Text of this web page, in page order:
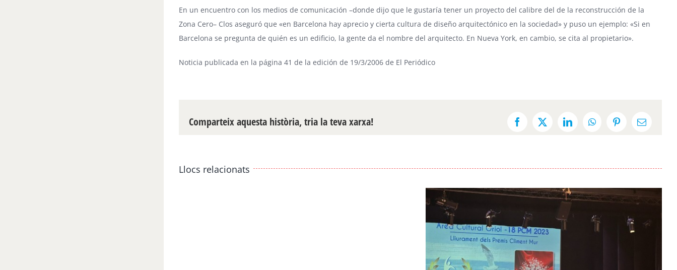
En un encuentro con los medios de comunicación –donde dijo que le gustaría tener un proyecto del calibre del de la reconstrucción de la
Zona Cero– Clos aseguró que «en Barcelona hay aprecio y cierta cultura de diseño arquitectónico en la sociedad» y puso un ejemplo: «Si en
Barcelona se pregunta de quién es un edificio, la gente da el nombre del arquitecto. En Nueva York, en cambio, se cita al propietario».
Noticia publicada en la página 41 de la edición de 19/3/2006 de El Periódico
Comparteix aquesta història, tria la teva xarxa! Facebook
X LinkedInWhatsAppPinterestEmail:
Llocs relacionats